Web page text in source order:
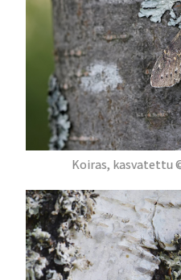
Koiras, kasvatettu